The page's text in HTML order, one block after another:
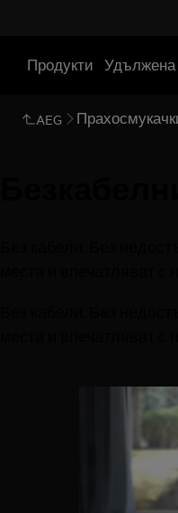
Продукти Удължена
AEG
Без кабели. Без